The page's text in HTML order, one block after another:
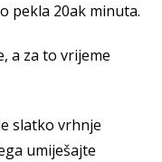
pekla 20ak minuta.
a za to vrijeme
slatko vrhnje
umiješajte